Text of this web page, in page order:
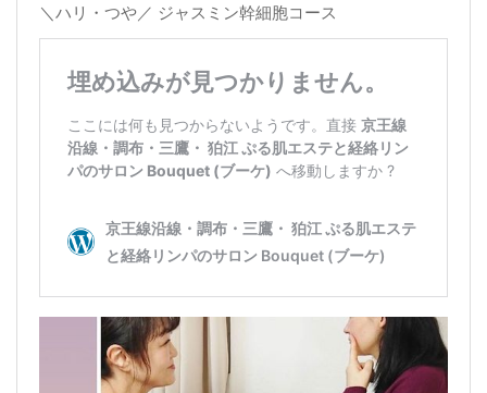
＼ハリ・つや／ ジャスミン幹細胞コース